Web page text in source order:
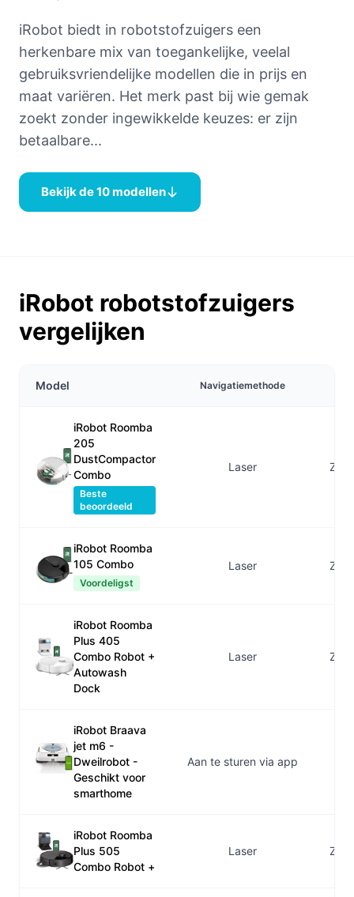
iRobot biedt in robotstofzuigers een
herkenbare mix van toegankelijke, veelal
gebruiksvriendelijke modellen die in prijs en
maat variëren. Het merk past bij wie gemak
zoekt zonder ingewikkelde keuzes: er zijn
betaalbare...
Bekijk de 10 modellen
iRobot robotstofzuigers
vergelijken
Model Navigatiemethode
iRobot Roomba
205
DustCompactor
Combo
Beste
beoordeeld
Laser
iRobot Roomba
105 Combo
Voordeligst
Laser
iRobot Roomba
Plus 405
Combo Robot +
Autowash
Dock
Laser
iRobot Braava
jet m6 -
Dweilrobot -
Geschikt voor
smarthome
Aan te sturen via app
iRobot Roomba
Plus 505
Combo Robot +
Laser